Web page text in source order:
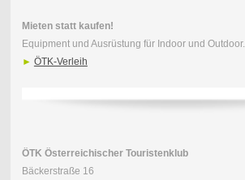
Mieten statt kaufen!
Equipment und Ausrüstung für Indoor und Outdoor.
► ÖTK-Verleih
ÖTK Österreichischer Touristenklub
Bäckerstraße 16